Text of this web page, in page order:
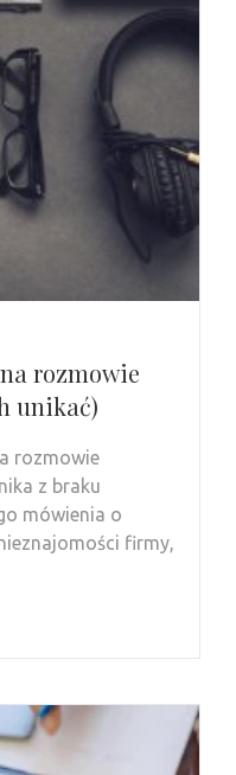
rozmowie
unikać)
rozmowie
z braku
mówienia o
firmy,